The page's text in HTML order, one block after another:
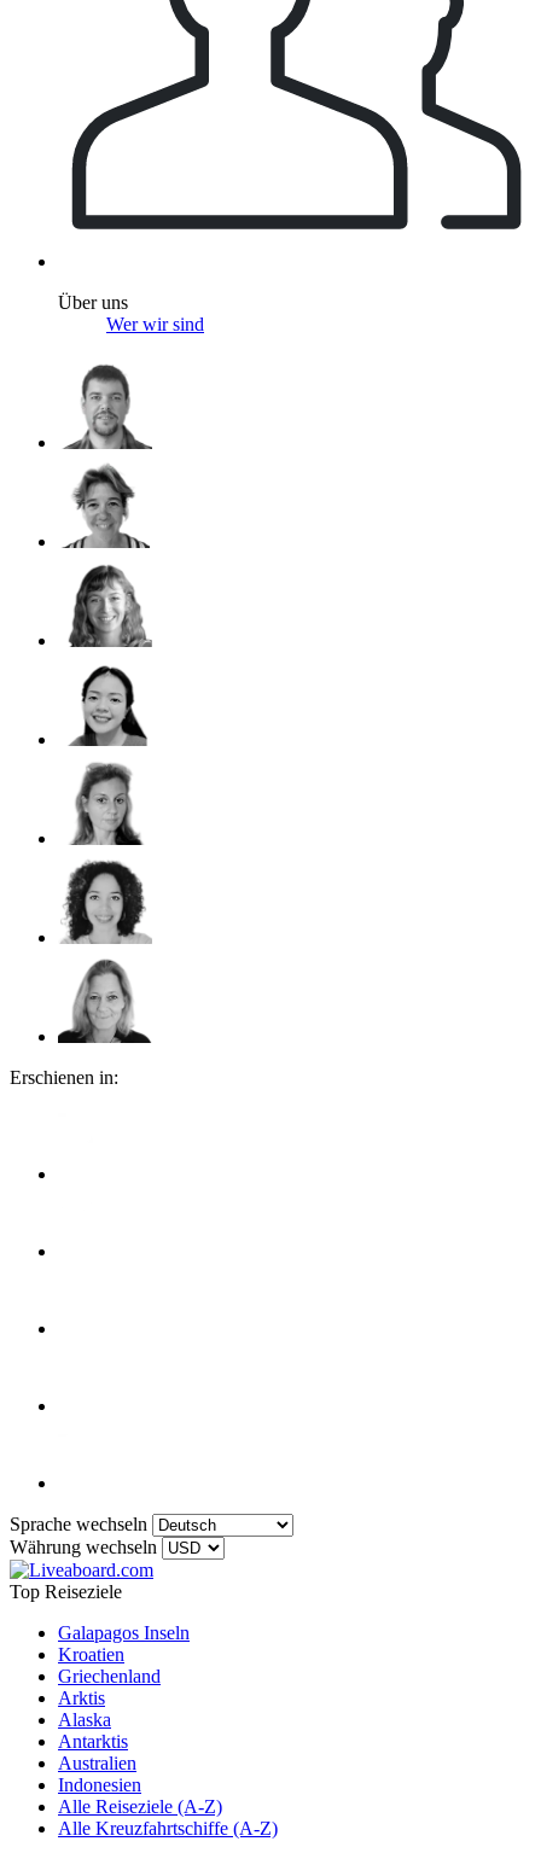
Über uns
Wer wir sind
Erschienen in:
Sprache wechseln
Währung wechseln
Top Reiseziele
Galapagos Inseln
Kroatien
Griechenland
Arktis
Alaska
Antarktis
Australien
Indonesien
Alle Reiseziele (A-Z)
Alle Kreuzfahrtschiffe (A-Z)